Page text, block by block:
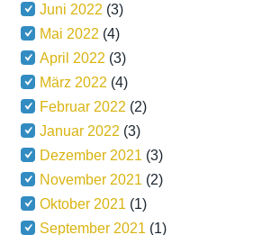
Juni 2022 (3)
Mai 2022 (4)
April 2022 (3)
März 2022 (4)
Februar 2022 (2)
Januar 2022 (3)
Dezember 2021 (3)
November 2021 (2)
Oktober 2021 (1)
September 2021 (1)